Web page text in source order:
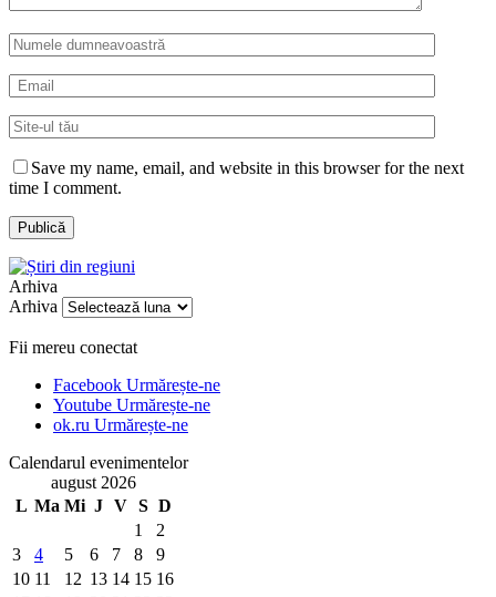
Save my name, email, and website in this browser for the next
time I comment.
Arhiva
Arhiva
Fii mereu conectat
Facebook Urmărește-ne
Youtube Urmărește-ne
ok.ru Urmărește-ne
Calendarul evenimentelor
august 2026
L Ma Mi J V S D
1
2
3
4 5 6 7 8
9
10 11 12 13 14 15 16